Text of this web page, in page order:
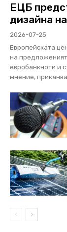
ЕЦБ
дизайна
2026-07-25
Европейската
на
евробанкноти и
мнение,